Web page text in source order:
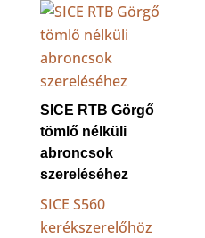
SICE RTB Görgő
tömlő nélküli
abroncsok
szereléséhez
SICE S560
kerékszerelőhöz